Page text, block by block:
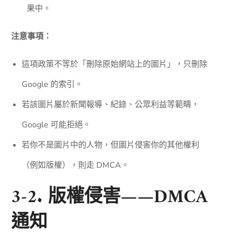
果中。
注意事項：
這項政策不等於「刪除原始網站上的圖片」，只刪除
Google 的索引。
若該圖片屬於新聞報導、紀錄、公眾利益等範疇，
Google 可能拒絕。
若你不是圖片中的人物，但圖片侵害你的其他權利
（例如版權），則走 DMCA。
3-2. 版權侵害——DMCA
通知